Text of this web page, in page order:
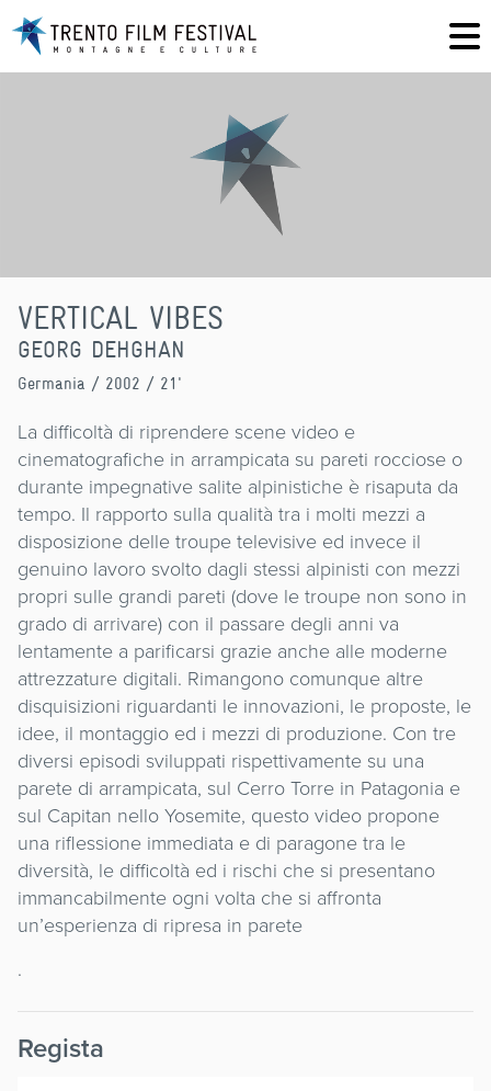
VERTICAL VIBES
GEORG DEHGHAN
Germania / 2002 / 21'
La difficoltà di riprendere scene video e
cinematografiche in arrampicata su pareti rocciose o
durante impegnative salite alpinistiche è risaputa da
tempo. Il rapporto sulla qualità tra i molti mezzi a
disposizione delle troupe televisive ed invece il
genuino lavoro svolto dagli stessi alpinisti con mezzi
propri sulle grandi pareti (dove le troupe non sono in
grado di arrivare) con il passare degli anni va
lentamente a parificarsi grazie anche alle moderne
attrezzature digitali. Rimangono comunque altre
disquisizioni riguardanti le innovazioni, le proposte, le
idee, il montaggio ed i mezzi di produzione. Con tre
diversi episodi sviluppati rispettivamente su una
parete di arrampicata, sul Cerro Torre in Patagonia e
sul Capitan nello Yosemite, questo video propone
una riflessione immediata e di paragone tra le
diversità, le difficoltà ed i rischi che si presentano
immancabilmente ogni volta che si affronta
un’esperienza di ripresa in parete
.
Regista